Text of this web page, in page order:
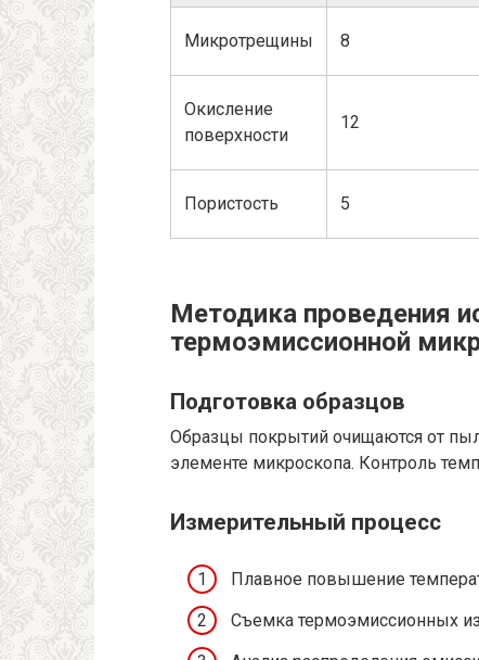
Микротрещины 8
Окисление
поверхности
12
Пористость 5
Методика проведения
термоэмиссионной
Подготовка образцов
Образцы покрытий очищаются от
элементе микроскопа. Контроль
Измерительный процесс
Плавное повышение
Съемка термоэмиссионных